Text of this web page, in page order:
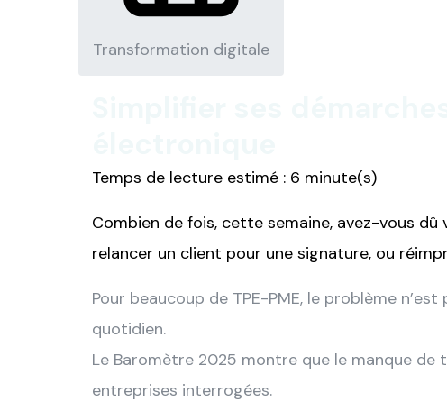
Transformation digitale
Temps de lecture estimé : 6 minute(s)
Combien de fois, cette semaine, avez-vous
relancer un client pour une signature, ou
Pour beaucoup de TPE-PME, le problème
quotidien.
Le Baromètre 2025 montre que le manque
entreprises interrogées.